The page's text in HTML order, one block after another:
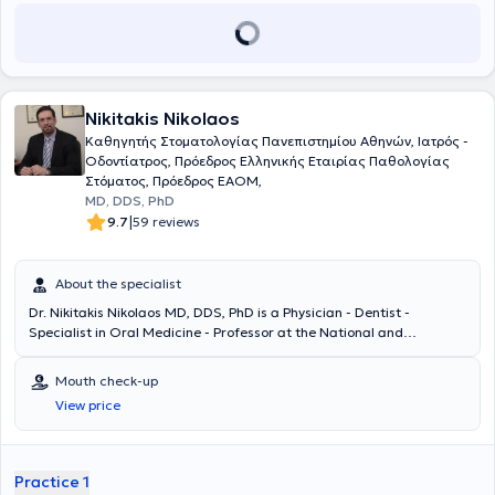
Nikitakis Nikolaos
Καθηγητής Στοματολογίας Πανεπιστημίου Αθηνών, Ιατρός -
Οδοντίατρος, Πρόεδρος Ελληνικής Εταιρίας Παθολογίας
Στόματος, Πρόεδρος EAOM,
MD, DDS, PhD
9.7|59 reviews
About the specialist
Dr. Nikitakis Nikolaos MD, DDS, PhD is a Physician - Dentist -
Specialist in Oral Medicine - Professor at the National and
European Association of Oral Medicine (EAOM), with a private
practice in Kifisia. He holds degrees in Medicine and Dentistry from
the University of Athens, a board-certified specialty, and a doctoral
degree (PhD) in Oral and Maxillofacial Pathology from the Dental
of the European Association of Oral Medicine. He possesses an
Mouth check-up
View price
Practice 1